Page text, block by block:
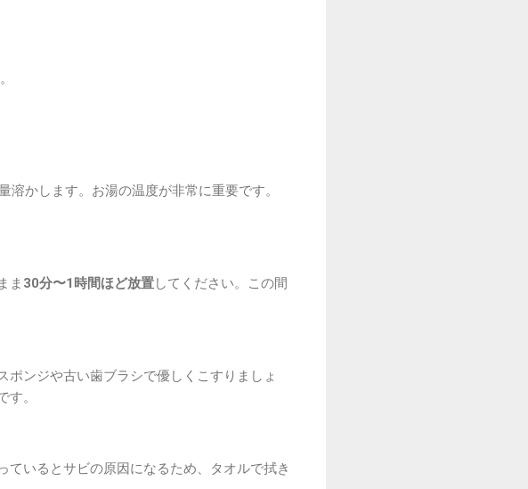
かします。お湯の温度が非常に重要です。
ま 30分〜1時間ほど放置してください。この間
ンジや古い歯ブラシで優しくこすりましょ
。
いるとサビの原因になるため、タオルで拭き